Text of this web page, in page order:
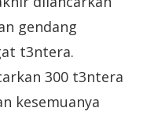
gendang
t3ntera.
300 t3ntera
kesemuanya